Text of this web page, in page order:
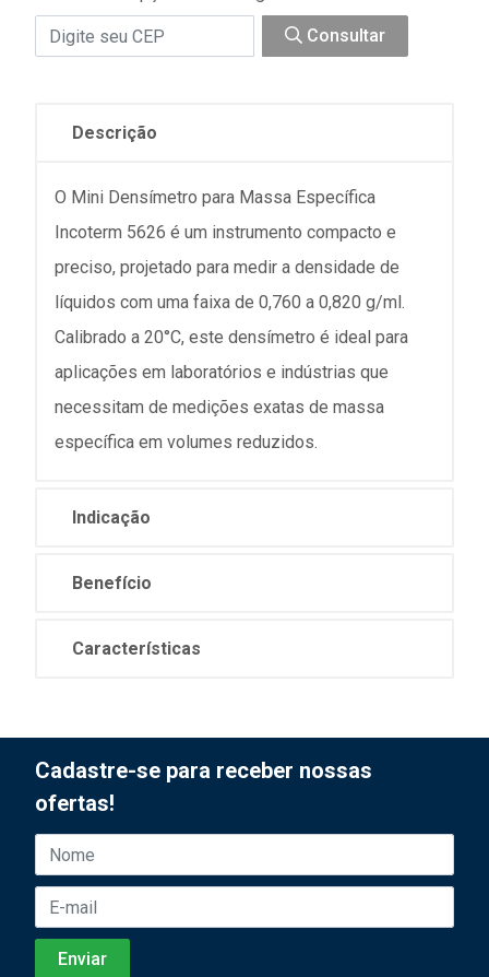
Consultar
Descrição
O Mini Densímetro para Massa Específica
Incoterm 5626 é um instrumento compacto e
preciso, projetado para medir a densidade de
líquidos com uma faixa de 0,760 a 0,820 g/ml.
Calibrado a 20°C, este densímetro é ideal para
aplicações em laboratórios e indústrias que
necessitam de medições exatas de massa
específica em volumes reduzidos.
Indicação
Benefício
Características
Cadastre-se para receber nossas
ofertas!